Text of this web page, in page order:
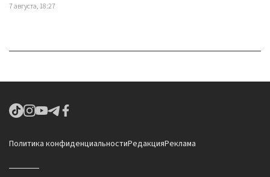
7 августа, 18:27
Политика конфиденциальностиРедакцияРеклама